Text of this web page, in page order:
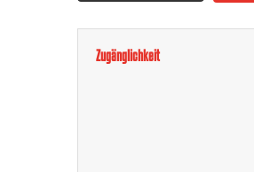
Zugänglichkeit